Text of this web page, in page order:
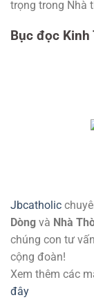
trọng trong Nhà
Bục đọc Kinh
Jbcatholic
Dòng và Nhà
chúng con tư
cộng đoàn!
Xem thêm các
đây